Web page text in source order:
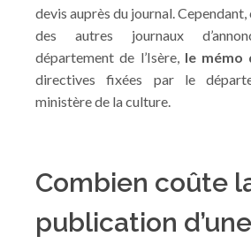
devis auprès du journal. Cependant,
des autres journaux
département de l’Isère,le mémo
directives fixées par le
ministère de la culture.
Combien coûte
publication d’une